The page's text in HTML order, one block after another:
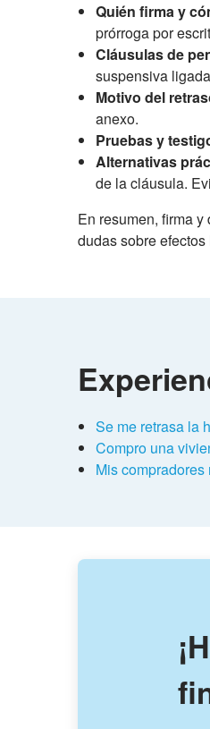
Quién firma y
prórroga por
Cláusulas de
suspensiva
Motivo del
anexo.
Pruebas y
Alternativas
de la cláusula.
En resumen, firma
dudas sobre
Se me retrasa la
Compro una
Mis